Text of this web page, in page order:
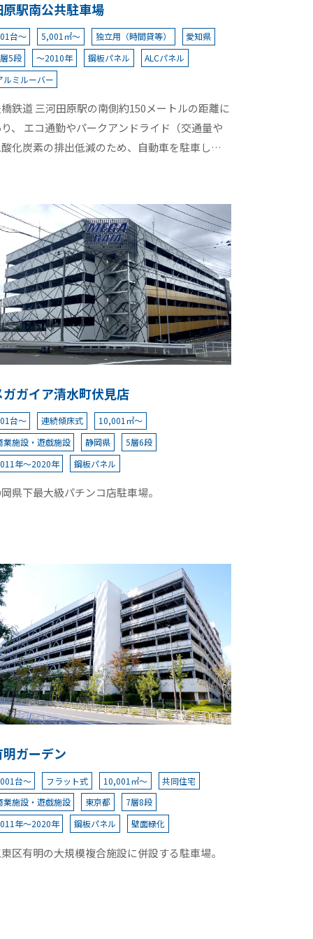
原駅南公共駐車場
台～ 5,001㎡～ 独立用（時間貸等）
愛知県
5段
～2010年 鋼板パネル
ALCパネル
ルミルーバー
鉄道 三河田原駅の南側約150メートルの距離に
、 エコ通勤やパークアンドライド（交通量や
化炭素の排出低減のため、自動車を駐車して
ガガイア清水町伏見店
台～ 連続傾床式
10,001㎡～
業施設・遊戯施設
静岡県
5層6段
年～2020年
鋼板パネル
県下最大級パチンコ店駐車場。
明ガーデン
台～ フラット式 10,001㎡～
共同住宅
業施設・遊戯施設
東京都
7層8段
年～2020年
鋼板パネル 壁面緑化
区有明の大規模複合施設に併設する駐車場。